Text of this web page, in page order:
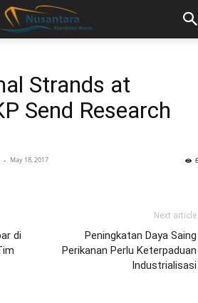
Strands at
Send Research
- May 18, 2017
di
Next article
Peningkatan Daya Saing
Perikanan Perlu Keterpaduan
Industrialisasi